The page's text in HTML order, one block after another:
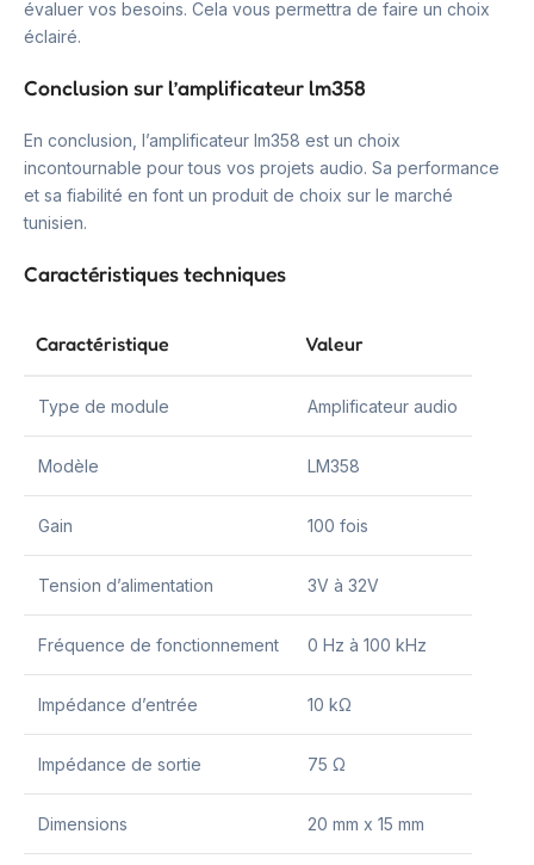
évaluer vos besoins. Cela vous permettra de faire un choix
éclairé.
Conclusion sur l’amplificateur lm358
En conclusion, l’amplificateur lm358 est un choix
incontournable pour tous vos projets audio. Sa performance
et sa fiabilité en font un produit de choix sur le marché
tunisien.
Caractéristiques techniques
Caractéristique Valeur
Type de module Amplificateur audio
Modèle LM358
Gain 100 fois
Tension d’alimentation 3V à 32V
Fréquence de fonctionnement 0 Hz à 100 kHz
Impédance d’entrée 10 kΩ
Impédance de sortie 75 Ω
Dimensions 20 mm x 15 mm